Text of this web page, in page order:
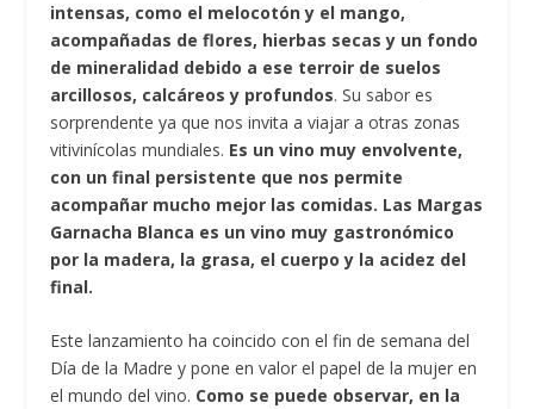
intensas, como el melocotón y el mango,
acompañadas de flores, hierbas secas y un fondo
de mineralidad debido a ese terroir de suelos
arcillosos, calcáreos y profundos. Su sabor es
sorprendente ya que nos invita a viajar a otras zonas
vitivinícolas mundiales. Es un vino muy envolvente,
con un final persistente que nos permite
acompañar mucho mejor las comidas. Las Margas
Garnacha Blanca es un vino muy gastronómico
por la madera, la grasa, el cuerpo y la acidez del
final.
Este lanzamiento ha coincido con el fin de semana del
Día de la Madre y pone en valor el papel de la mujer en
el mundo del vino. Como se puede observar, en la